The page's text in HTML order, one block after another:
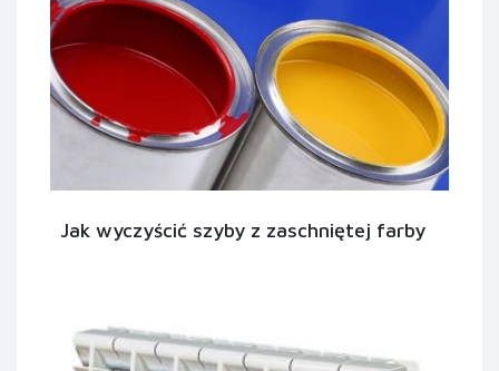
Jak wyczyścić szyby z zaschniętej farby